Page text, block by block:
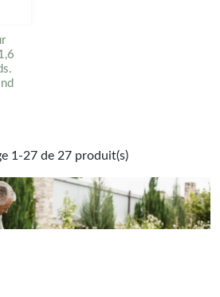
1-27 de 27 produit(s)